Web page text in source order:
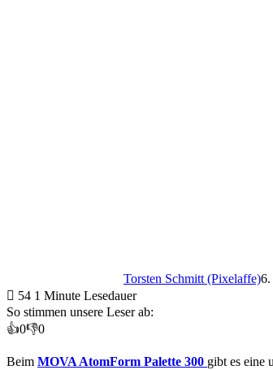
Torsten Schmitt (Pixelaffe)6.
54 1 Minute Lesedauer
So stimmen unsere Leser ab:
👍0👎0
Beim MOVA AtomForm Palette 300 gibt es eine